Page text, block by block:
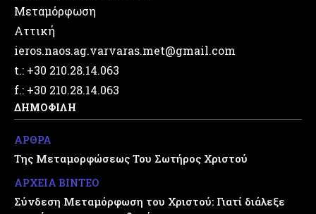
Μεταμόρφωση
Αττική
ieros.naos.ag.varvaras.met@gmail.com
t.: +30 210.28.14.063
f.: +30 210.28.14.063
ΔΗΜΟΦΙΛΗ
ΑΡΘΡΑ
Της Μεταμορφώσεως Του Σωτήρος Χριστού
ΑΡΧΕΙΑ ΒΙΝΤΕΟ
Σύνδεση Μεταμόρφωση του Χριστού: Γιατί διάλεξε